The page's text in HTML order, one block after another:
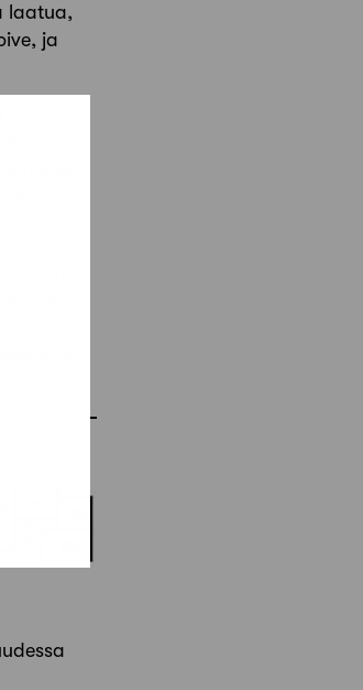
laatua,
ja
alan
verroin
on